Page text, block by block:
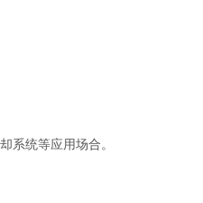
系统等应用场合。